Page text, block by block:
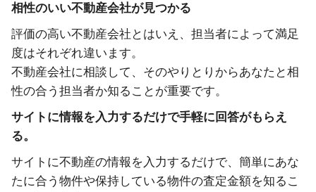
相性のいい不動産会社が見つかる
評価の高い不動産会社とはいえ、担当者によって満足
度はそれぞれ違います。
不動産会社に相談して、そのやりとりからあなたと相
性の合う担当者か知ることが重要です。
サイトに情報を入力するだけで手軽に回答がもらえ
る。
サイトに不動産の情報を入力するだけで、簡単にあな
たに合う物件や保持している物件の査定金額を知るこ